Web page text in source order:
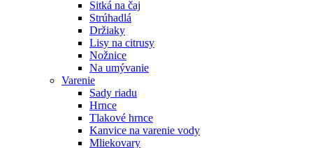
Sitká na čaj
Strúhadlá
Držiaky
Lisy na citrusy
Nožnice
Na umývanie
Varenie
Sady riadu
Hrnce
Tlakové hrnce
Kanvice na varenie vody
Mliekovary